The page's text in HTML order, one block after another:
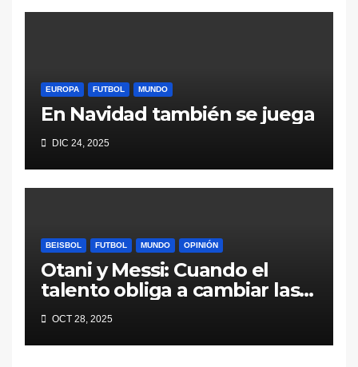
EUROPA FUTBOL MUNDO
En Navidad también se juega
DIC 24, 2025
BEISBOL FUTBOL MUNDO OPINIÓN
Otani y Messi: Cuando el
talento obliga a cambiar las
reglas
OCT 28, 2025